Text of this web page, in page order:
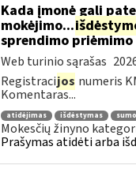
Kada įmonė gali
mokėjimo...
sprendimo
Web turinio sąrašas
Registracijos numeris
Komentaras...
atidėjimas išdėstymas
Mokesčių žinyno
Prašymas atidėti arba